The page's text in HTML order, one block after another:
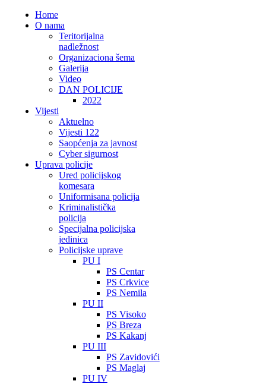
Home
O nama
Teritorijalna
nadležnost
Organizaciona šema
Galerija
Video
DAN POLICIJE
2022
Vijesti
Aktuelno
Vijesti 122
Saopćenja za javnost
Cyber sigurnost
Uprava policije
Ured policijskog
komesara
Uniformisana policija
Kriminalistička
policija
Specijalna policijska
jedinica
Policijske uprave
PU I
PS Centar
PS Crkvice
PS Nemila
PU II
PS Visoko
PS Breza
PS Kakanj
PU III
PS Zavidovići
PS Maglaj
PU IV